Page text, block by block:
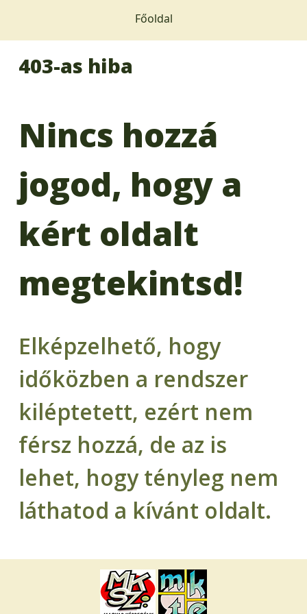
Főoldal
403-as hiba
Nincs hozzá
jogod, hogy a
kért oldalt
megtekintsd!
Elképzelhető, hogy
időközben a rendszer
kiléptetett, ezért nem
férsz hozzá, de az is
lehet, hogy tényleg nem
láthatod a kívánt oldalt.